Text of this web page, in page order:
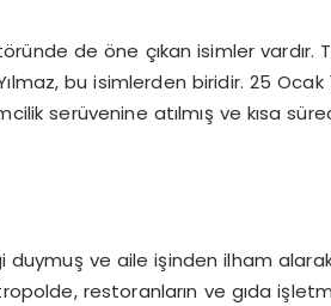
de öne çıkan isimler vardır.
bu isimlerden biridir. 25 Ocak
serüvenine atılmış ve kısa
ve aile işinden ilham
restoranların ve gıda